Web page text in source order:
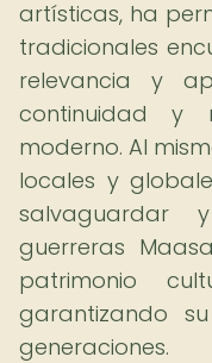
artísticas, ha
tradicionales
relevancia y
continuidad y
moderno. Al
locales y
salvaguardar
guerreras
patrimonio
garantizando
generaciones.